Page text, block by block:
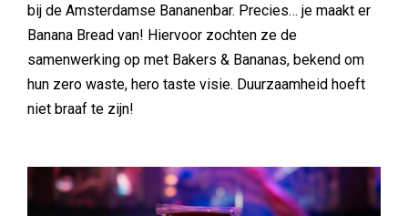
bij de Amsterdamse Bananenbar. Precies… je maakt er
Banana Bread van! Hiervoor zochten ze de
samenwerking op met Bakers & Bananas, bekend om
hun zero waste, hero taste visie. Duurzaamheid hoeft
niet braaf te zijn!